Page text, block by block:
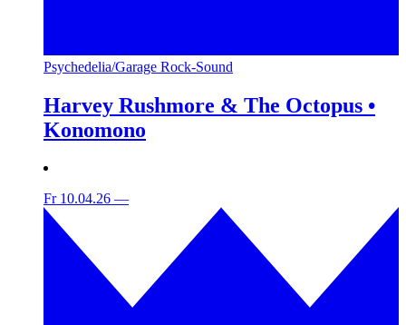
Psychedelia/Garage Rock-Sound
Harvey Rushmore & The Octopus •
Konomono
Fr 10.04.26 —